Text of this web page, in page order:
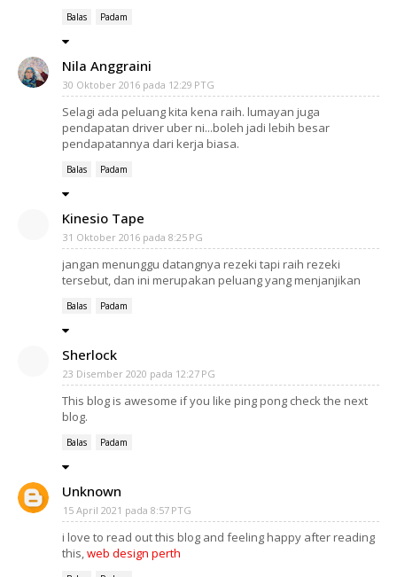
Balas Padam
Nila Anggraini
30 Oktober 2016 pada 12:29 PTG
Selagi ada peluang kita kena raih. lumayan juga
pendapatan driver uber ni...boleh jadi lebih besar
pendapatannya dari kerja biasa.
Balas Padam
Kinesio Tape
31 Oktober 2016 pada 8:25 PG
jangan menunggu datangnya rezeki tapi raih rezeki
tersebut, dan ini merupakan peluang yang menjanjikan
Balas Padam
Sherlock
23 Disember 2020 pada 12:27 PG
This blog is awesome if you like ping pong check the next
blog.
Balas Padam
Unknown
15 April 2021 pada 8:57 PTG
i love to read out this blog and feeling happy after reading
this,web design perth